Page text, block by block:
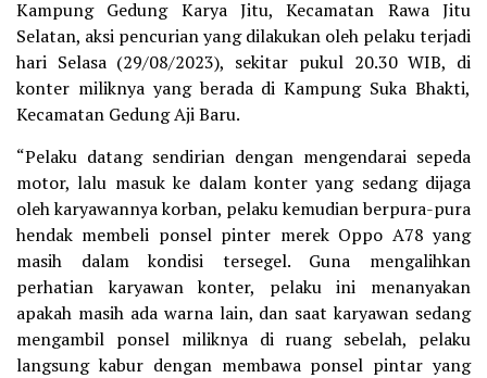
Kampung Gedung Karya Jitu, Kecamatan Rawa Jitu
Selatan, aksi pencurian yang dilakukan oleh pelaku terjadi
hari Selasa (29/08/2023), sekitar pukul 20.30 WIB, di
konter miliknya yang berada di Kampung Suka Bhakti,
Kecamatan Gedung Aji Baru.
“Pelaku datang sendirian dengan mengendarai sepeda
motor, lalu masuk ke dalam konter yang sedang dijaga
oleh karyawannya korban, pelaku kemudian berpura-pura
hendak membeli ponsel pinter merek Oppo A78 yang
masih dalam kondisi tersegel. Guna mengalihkan
perhatian karyawan konter, pelaku ini menanyakan
apakah masih ada warna lain, dan saat karyawan sedang
mengambil ponsel miliknya di ruang sebelah, pelaku
langsung kabur dengan membawa ponsel pintar yang